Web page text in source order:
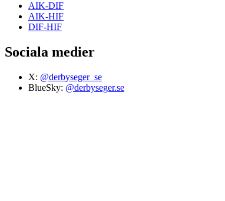
AIK-DIF
AIK-HIF
DIF-HIF
Sociala medier
X: @derbyseger_se
BlueSky: @derbyseger.se